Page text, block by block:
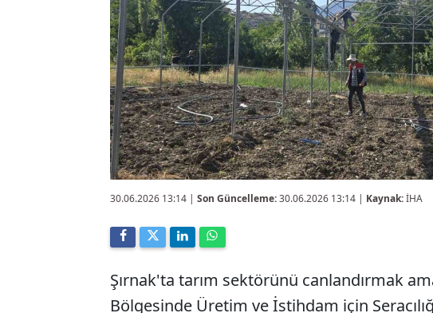
30.06.2026 13:14 | Son Güncelleme:30.06.2026 13:14 | Kaynak:İHA
Şırnak'ta tarım sektörünü canlandırmak
Bölgesinde Üretim ve İstihdam için